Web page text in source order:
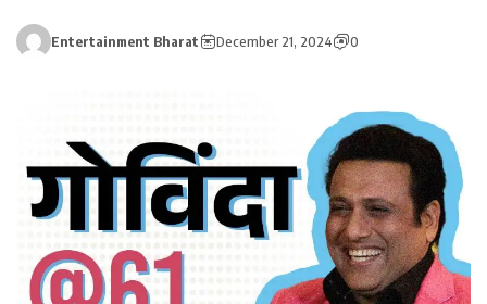
Entertainment Bharat December 21, 2024 0